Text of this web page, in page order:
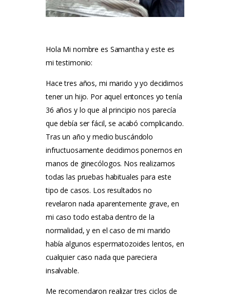
Tratamientos
Tarifas
Blog
Contacto
Hola Mi nombre es Samantha y este es
mi testimonio:
Hace tres años, mi marido y yo decidimos
tener un hijo. Por aquel entonces yo tenía
36 años y lo que al principio nos parecía
que debía ser fácil, se acabó complicando.
Tras un año y medio buscándolo
infructuosamente decidimos ponernos en
manos de ginecólogos. Nos realizamos
todas las pruebas habituales para este
tipo de casos. Los resultados no
revelaron nada aparentemente grave, en
mi caso todo estaba dentro de la
normalidad, y en el caso de mi marido
había algunos espermatozoides lentos, en
cualquier caso nada que pareciera
insalvable.
Me recomendaron realizar tres ciclos de